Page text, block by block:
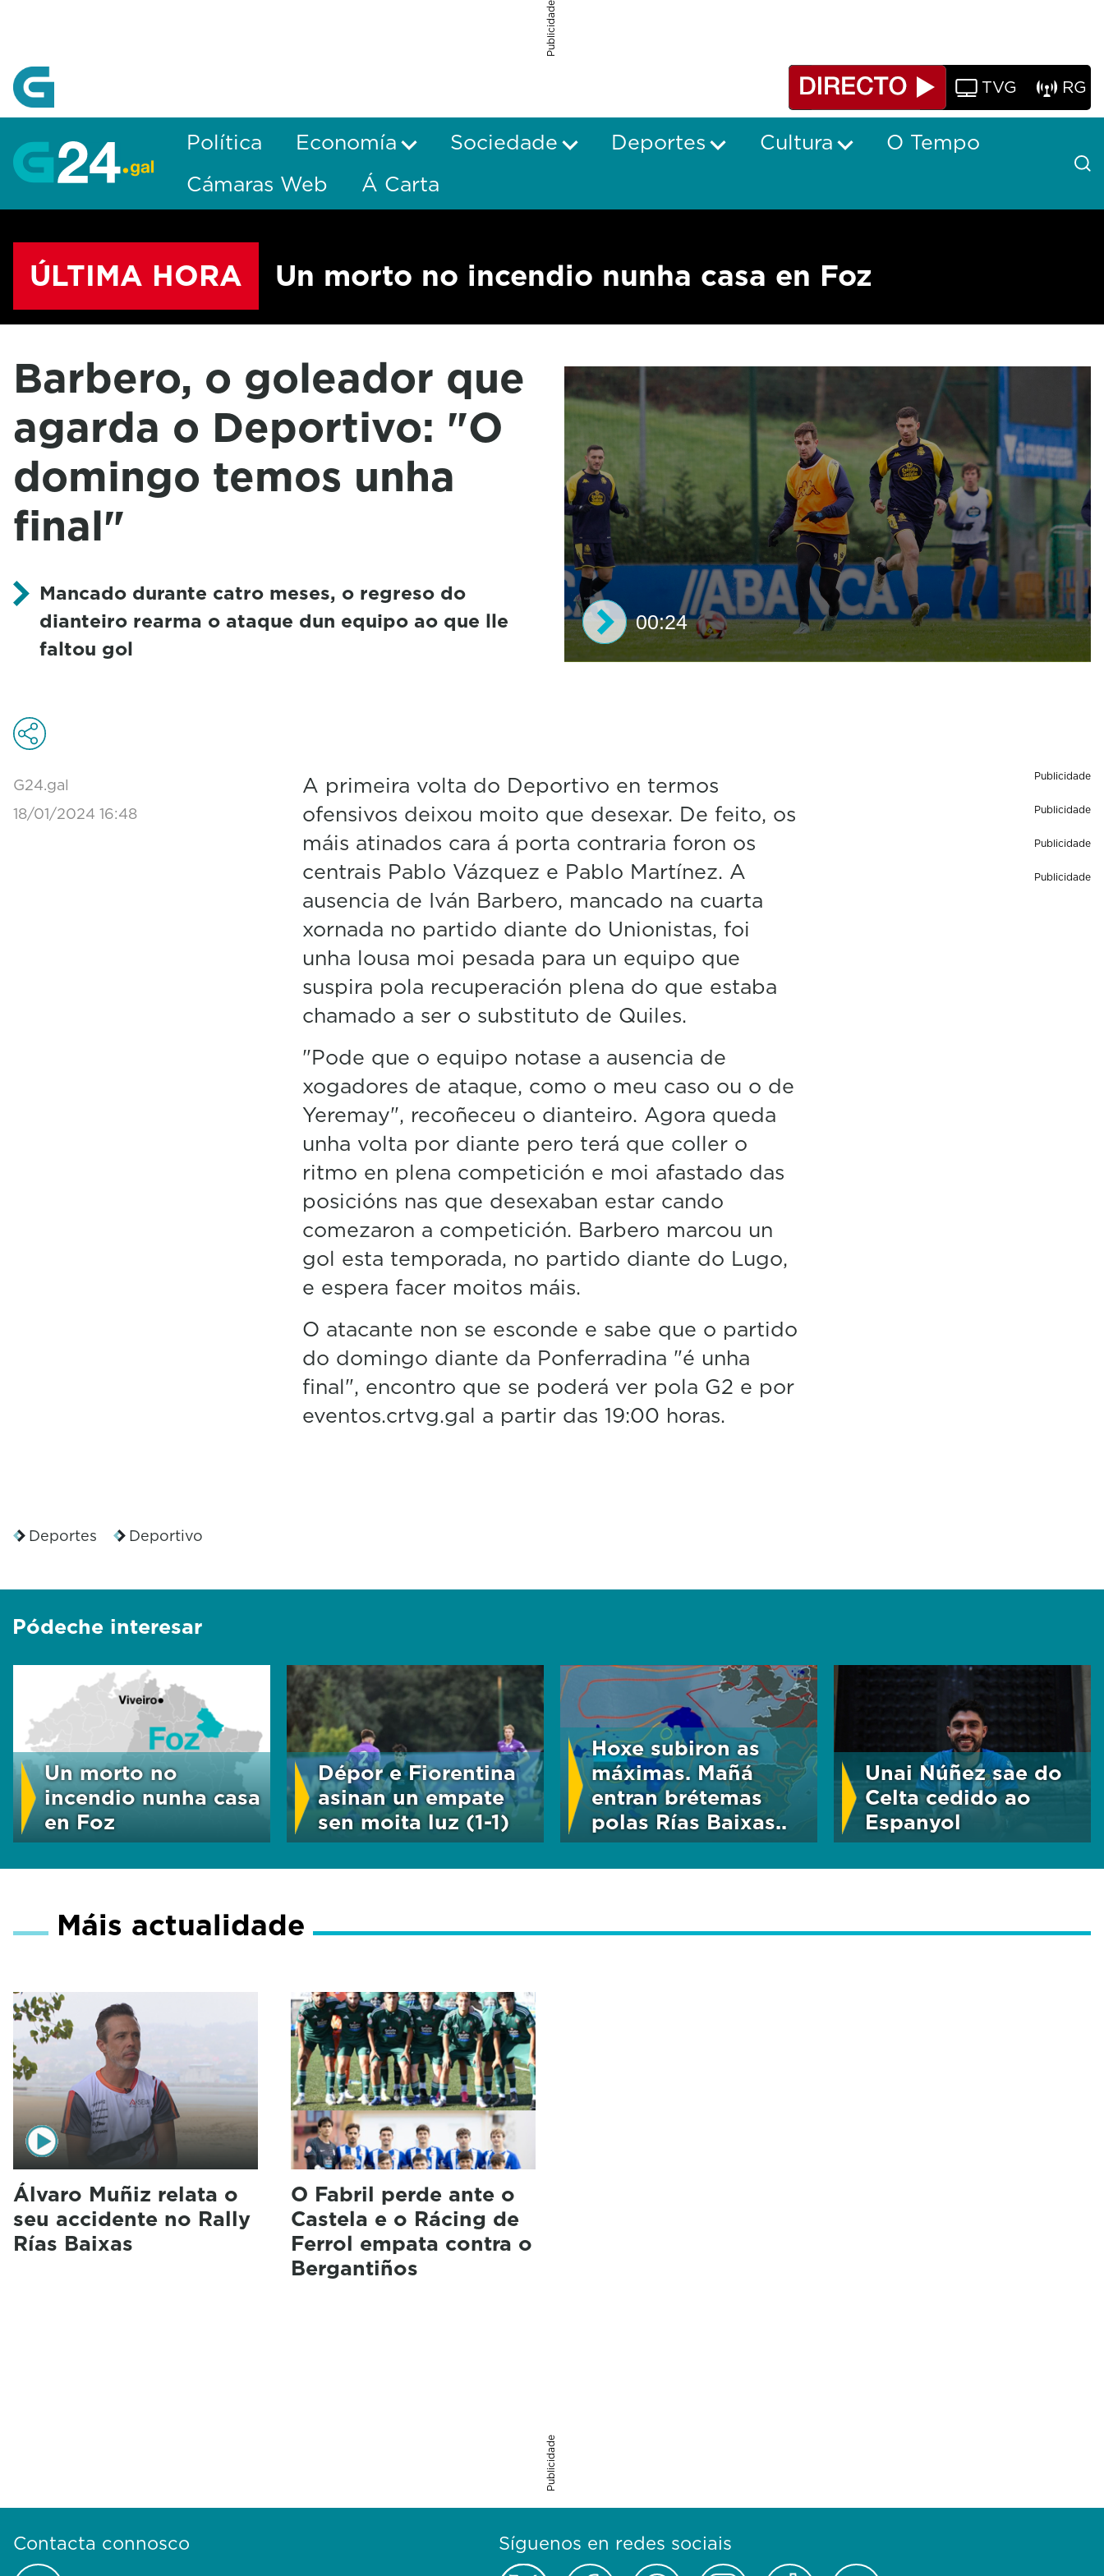
Publicidade
TVG RG
Política Economía Sociedade Deportes Cultura
O Tempo
Cámaras Web
Á Carta
ÚLTIMA HORA Un morto no incendio nunha casa en Foz
Barbero, o goleador que
agarda o Deportivo: "O
domingo temos unha
final"
Mancado durante catro meses, o regreso do
dianteiro rearma o ataque dun equipo ao que lle
faltou gol
o
2
4
e
d
V
o
u
5
%
00:24
G24.gal
18/01/2024 16:48
A primeira volta do Deportivo en termos
ofensivos deixou moito que desexar. De feito, os
máis atinados cara á porta contraria foron os
centrais Pablo Vázquez e Pablo Martínez. A
ausencia de Iván Barbero, mancado na cuarta
xornada no partido diante do Unionistas, foi
unha lousa moi pesada para un equipo que
suspira pola recuperación plena do que estaba
chamado a ser o substituto de Quiles.
"Pode que o equipo notase a ausencia de
xogadores de ataque, como o meu caso ou o de
Yeremay", recoñeceu o dianteiro. Agora queda
unha volta por diante pero terá que coller o
ritmo en plena competición e moi afastado das
posicións nas que desexaban estar cando
comezaron a competición. Barbero marcou un
gol esta temporada, no partido diante do Lugo,
e espera facer moitos máis.
O atacante non se esconde e sabe que o partido
do domingo diante da Ponferradina "é unha
final", encontro que se poderá ver pola G2 e por
eventos.crtvg.gal a partir das 19:00 horas.
Publicidade
Publicidade
Publicidade
Publicidade
Deportes Deportivo
Pódeche interesar
Un morto no
incendio nunha casa
en Foz
Dépor e Fiorentina
asinan un empate
sen moita luz (1-1)
Hoxe subiron as
máximas. Mañá
entran brétemas
polas Rías Baixas..
Unai Núñez sae do
Celta cedido ao
Espanyol
Máis actualidade
Álvaro Muñiz relata o
seu accidente no Rally
Rías Baixas
O Fabril perde ante o
Castela e o Rácing de
Ferrol empata contra o
Bergantiños
Publicidade
Contacta connosco Síguenos en redes sociais